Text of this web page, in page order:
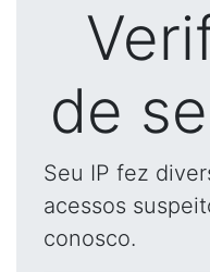
de
Seu IP fez
acessos
conosco.